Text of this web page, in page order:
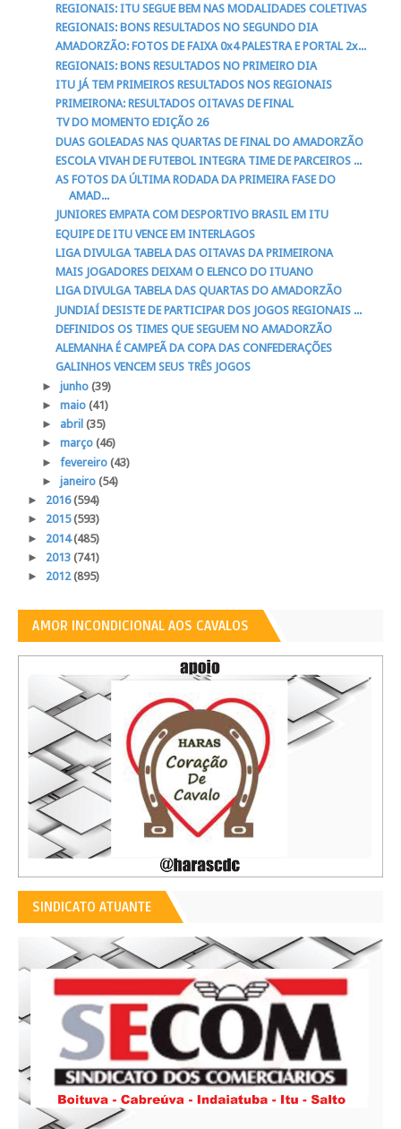
REGIONAIS: ITU SEGUE BEM NAS MODALIDADES COLETIVAS
REGIONAIS: BONS RESULTADOS NO SEGUNDO DIA
AMADORZÃO: FOTOS DE FAIXA 0x4 PALESTRA E PORTAL 2x...
REGIONAIS: BONS RESULTADOS NO PRIMEIRO DIA
ITU JÁ TEM PRIMEIROS RESULTADOS NOS REGIONAIS
PRIMEIRONA: RESULTADOS OITAVAS DE FINAL
TV DO MOMENTO EDIÇÃO 26
DUAS GOLEADAS NAS QUARTAS DE FINAL DO AMADORZÃO
ESCOLA VIVAH DE FUTEBOL INTEGRA TIME DE PARCEIROS ...
AS FOTOS DA ÚLTIMA RODADA DA PRIMEIRA FASE DO
AMAD...
JUNIORES EMPATA COM DESPORTIVO BRASIL EM ITU
EQUIPE DE ITU VENCE EM INTERLAGOS
LIGA DIVULGA TABELA DAS OITAVAS DA PRIMEIRONA
MAIS JOGADORES DEIXAM O ELENCO DO ITUANO
LIGA DIVULGA TABELA DAS QUARTAS DO AMADORZÃO
JUNDIAÍ DESISTE DE PARTICIPAR DOS JOGOS REGIONAIS ...
DEFINIDOS OS TIMES QUE SEGUEM NO AMADORZÃO
ALEMANHA É CAMPEÃ DA COPA DAS CONFEDERAÇÕES
GALINHOS VENCEM SEUS TRÊS JOGOS
► junho (39)
► maio (41)
► abril (35)
► março (46)
► fevereiro (43)
► janeiro (54)
► 2016(594)
► 2015(593)
► 2014(485)
► 2013 (741)
► 2012(895)
AMOR INCONDICIONAL AOS CAVALOS
SINDICATO ATUANTE